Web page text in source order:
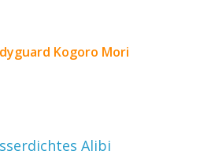
Kogoro Mori
Alibi